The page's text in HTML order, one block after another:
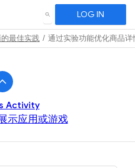
SEARCH LOG IN
最佳实践 通过实验功能优化商品详
Activity
示应用或游戏